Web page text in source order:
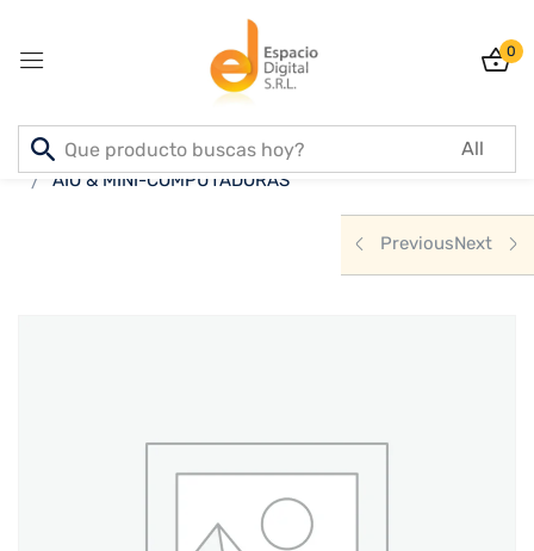
0
Inicio PRODUCTOS
NOTEBOOKS & PCS
AIO & MINI-COMPUTADORAS
PreviousNext
Sign in
Create an account